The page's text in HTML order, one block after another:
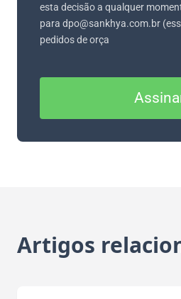
esta decisão a qualquer
para dpo@sankhya.com.br
pedidos de orça
Artigos